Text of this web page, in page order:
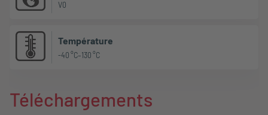
V0
Température
-40 °C–130 °C
Téléchargements